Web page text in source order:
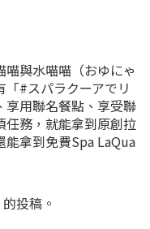
與水喵喵（おゆにゃ
#スパラクーアでリ
用聯名餐點、享受聯
任務，就能拿到原創拉
拿到免費Spa LaQua
投稿。